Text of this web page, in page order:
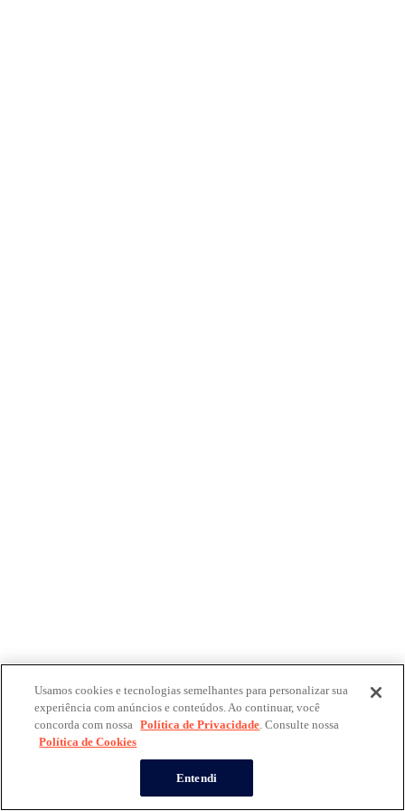
Usamos cookies e tecnologias semelhantes para personalizar sua
experiência com anúncios e conteúdos. Ao continuar, você
concorda com nossa Política de Privacidade. Consulte nossa
Política de Cookies
Entendi